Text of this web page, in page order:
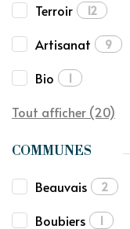
Terroir 12
Artisanat 9
Bio 1
Tout afficher (20)
COMMUNES
Beauvais 2
Boubiers 1